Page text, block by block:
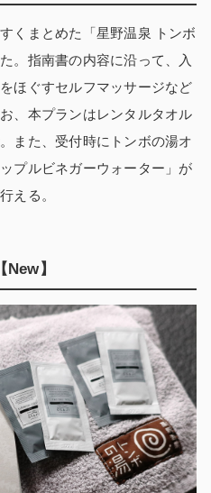
くまとめた「星野温泉 トンボ
。指南書の内容に沿って、入
ほぐすセルフマッサージなど
、本プランはレンタルタオル
また、受付時にトンボの湯オ
プルビネガーウォーター」が
える。
】